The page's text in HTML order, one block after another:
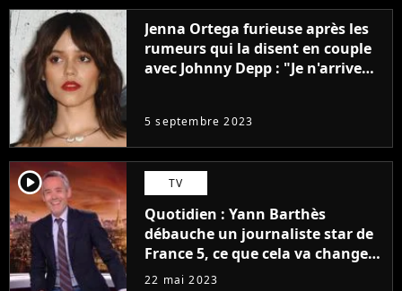
Jenna Ortega furieuse après les
rumeurs qui la disent en couple
avec Johnny Depp : "Je n'arrive
5 septembre 2023
player2 TV
Quotidien : Yann Barthès
débauche un journaliste star de
France 5, ce que cela va changer
à la rentrée
22 mai 2023